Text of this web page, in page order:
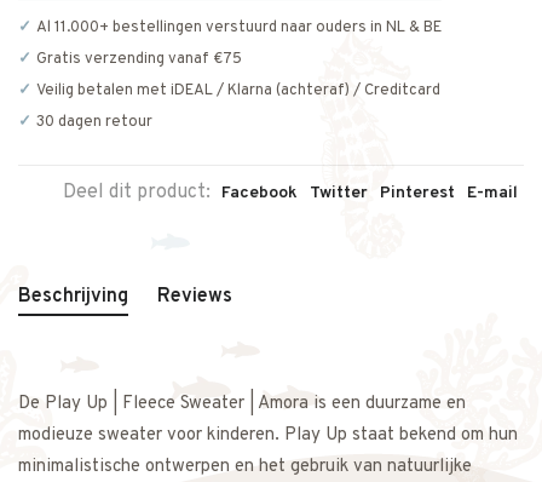
Al 11.000+ bestellingen verstuurd naar ouders in NL & BE
Gratis verzending vanaf €75
Veilig betalen met iDEAL / Klarna (achteraf) / Creditcard
30 dagen retour
Deel dit product: Facebook Twitter Pinterest E-mail
Beschrijving Reviews
De Play Up | Fleece Sweater | Amora is een duurzame en
modieuze sweater voor kinderen. Play Up staat bekend om hun
minimalistische ontwerpen en het gebruik van natuurlijke